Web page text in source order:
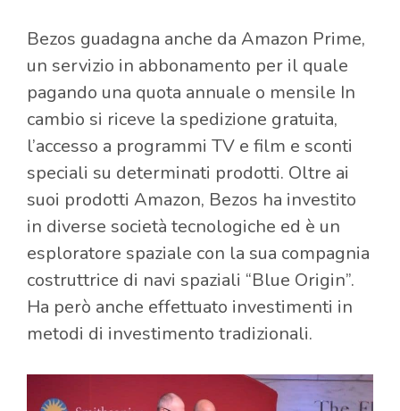
Bezos guadagna anche da Amazon Prime,
un servizio in abbonamento per il quale
pagando una quota annuale o mensile In
cambio si riceve la spedizione gratuita,
l’accesso a programmi TV e film e sconti
speciali su determinati prodotti. Oltre ai
suoi prodotti Amazon, Bezos ha investito
in diverse società tecnologiche ed è un
esploratore spaziale con la sua compagnia
costruttrice di navi spaziali “Blue Origin”.
Ha però anche effettuato investimenti in
metodi di investimento tradizionali.